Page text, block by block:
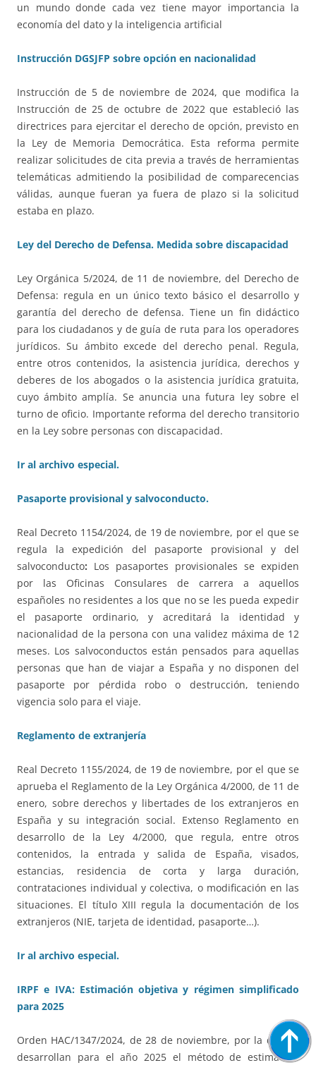
un mundo donde cada vez tiene mayor importancia la
economía del dato y la inteligencia artificial
Instrucción DGSJFP sobre opción en nacionalidad
Instrucción de 5 de noviembre de 2024, que modifica la
Instrucción de 25 de octubre de 2022 que estableció las
directrices para ejercitar el derecho de opción, previsto en
la Ley de Memoria Democrática. Esta reforma permite
realizar solicitudes de cita previa a través de herramientas
telemáticas admitiendo la posibilidad de comparecencias
válidas, aunque fueran ya fuera de plazo si la solicitud
estaba en plazo.
Ley del Derecho de Defensa. Medida sobre discapacidad
Ley Orgánica 5/2024, de 11 de noviembre, del Derecho de
Defensa: regula en un único texto básico el desarrollo y
garantía del derecho de defensa. Tiene un fin didáctico
para los ciudadanos y de guía de ruta para los operadores
jurídicos. Su ámbito excede del derecho penal. Regula,
entre otros contenidos, la asistencia jurídica, derechos y
deberes de los abogados o la asistencia jurídica gratuita,
cuyo ámbito amplía. Se anuncia una futura ley sobre el
turno de oficio. Importante reforma del derecho transitorio
en la Ley sobre personas con discapacidad.
Ir al archivo especial.
Pasaporte provisional y salvoconducto.
Real Decreto 1154/2024, de 19 de noviembre, por el que se
regula la expedición del pasaporte provisional y del
salvoconducto: Los pasaportes provisionales se expiden
por las Oficinas Consulares de carrera a aquellos
españoles no residentes a los que no se les pueda expedir
el pasaporte ordinario, y acreditará la identidad y
nacionalidad de la persona con una validez máxima de 12
meses. Los salvoconductos están pensados para aquellas
personas que han de viajar a España y no disponen del
pasaporte por pérdida robo o destrucción, teniendo
vigencia solo para el viaje.
Reglamento de extranjería
Real Decreto 1155/2024, de 19 de noviembre, por el que se
aprueba el Reglamento de la Ley Orgánica 4/2000, de 11 de
enero, sobre derechos y libertades de los extranjeros en
España y su integración social. Extenso Reglamento en
desarrollo de la Ley 4/2000, que regula, entre otros
contenidos, la entrada y salida de España, visados,
estancias, residencia de corta y larga duración,
contrataciones individual y colectiva, o modificación en las
situaciones. El título XIII regula la documentación de los
extranjeros (NIE, tarjeta de identidad, pasaporte…).
Ir al archivo especial.
IRPF e IVA: Estimación objetiva y régimen simplificado
para 2025
Orden HAC/1347/2024, de 28 de noviembre, por la que se
desarrollan para el año 2025 el método de estimación